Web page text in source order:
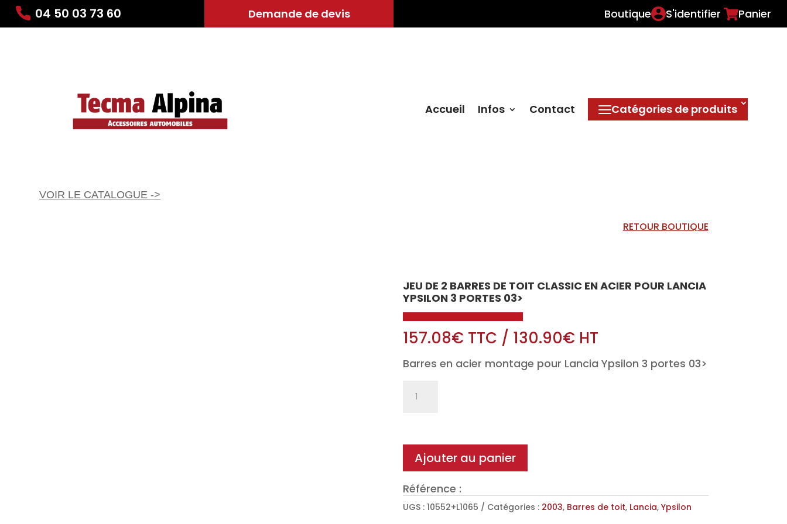
04 50 03 73 60 Demande de devis Boutique S'identifier Panier
Accueil Infos Contact Catégories de produits
VOIR LE CATALOGUE ->
RETOUR BOUTIQUE
JEU DE 2 BARRES DE TOIT CLASSIC EN ACIER POUR LANCIA
YPSILON 3 PORTES 03>
157.08€ TTC / 130.90€ HT
Barres en acier montage pour Lancia Ypsilon 3 portes 03>
barres
de
toit
Classic
Ajouter au panier
Référence :
UGS :10552+L1065 Catégories : 2003, Barres de toit, Lancia,Ypsilon